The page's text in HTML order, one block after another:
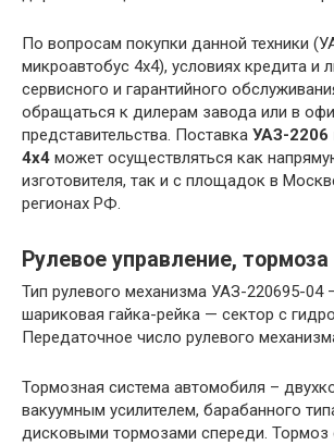
По вопросам покупки данной техники
микроавтобус 4х4), условиях кредита и
сервисного и гарантийного
обращаться к дилерам завода или в
представительства. Поставка УАЗ-2206
4х4 может осуществляться как
изготовителя, так и с площадок в
регионах РФ.
Рулевое управление, тормоза
Тип рулевого механизма УАЗ-220695-04
шариковая гайка-рейка — сектор с
Передаточное число рулевого
Тормозная система автомобиля –
вакуумным усилителем, барабанного
дисковыми тормозами спереди. Тормоз